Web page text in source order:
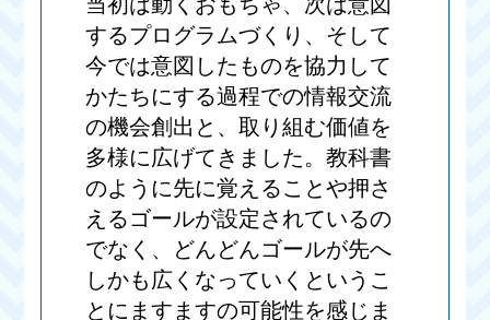
するプログラムづくり、そして
今では意図したものを協力して
かたちにする過程での情報交流
の機会創出と、取り組む価値を
多様に広げてきました。教科書
のように先に覚えることや押さ
えるゴールが設定されているの
でなく、どんどんゴールが先へ
しかも広くなっていくというこ
とにますますの可能性を感じま